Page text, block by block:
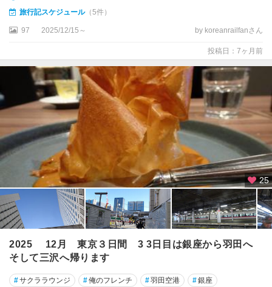
旅行記スケジュール（5件）
97 2025/12/15～ by koreanrailfanさん
投稿日：7ヶ月前
25
2025 12月 東京３日間 3 3日目は銀座から羽田へ
そして三沢へ帰ります
#サクララウンジ #俺のフレンチ #羽田空港 #銀座